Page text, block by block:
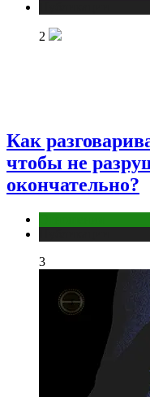
2
Как
чтобы не
окончательно?
3